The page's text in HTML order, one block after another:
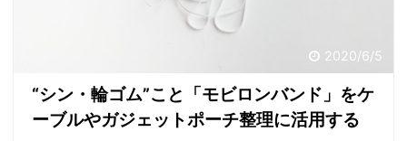
2020/6/5
“シン・輪ゴム”こと「モビロンバンド」をケ
ーブルやガジェットポーチ整理に活用する